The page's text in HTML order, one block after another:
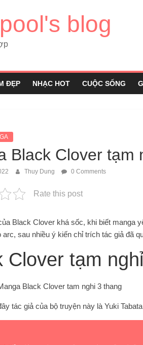
blog
ĐẸP NHẠC HOT CUỘC SỐNG
Black Clover tạm
Thuy Dung 0 Comments
Rate this post
Black Clover khá sốc, khi biết manga
arc, sau nhiều ý kiến ​​chỉ trích tác giả đã
Clover tạm
tác giả của bộ truyện này là Yuki